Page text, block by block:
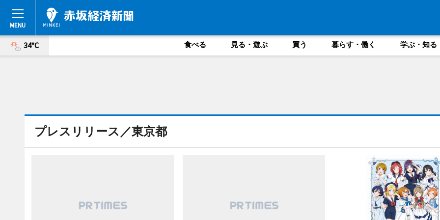
34°C 食べる 見る・遊ぶ 買う 暮らす・働く 学ぶ・知る
プレスリリース／東京都